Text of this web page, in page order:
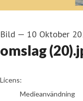
Bild — 10 Oktober
omslag
go to media item
Licens:
Medieanvändning